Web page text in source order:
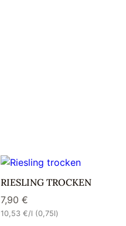
RIESLING TROCKEN
7,90 €
10,53 €/l (0,75l)